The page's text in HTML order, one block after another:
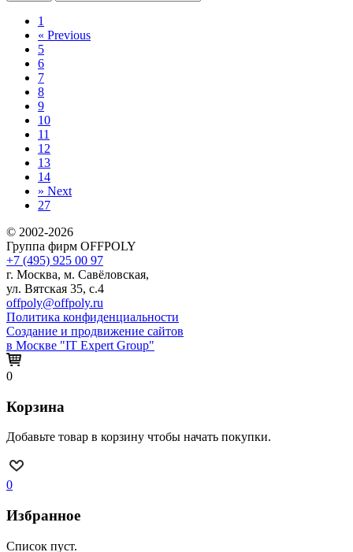
1
« Previous
5
6
7
8
9
10
11
12
13
14
» Next
27
© 2002-2026
Группа фирм OFFPOLY
+7 (495) 925 00 97
г. Москва, м. Савёловская,
ул. Вятская 35, с.4
offpoly@offpoly.ru
Политика конфиденциальности
Создание и продвижение сайтов
в Москве "IT Expert Group"
0
Корзина
Добавьте товар в корзину чтобы начать покупки.
0
Избранное
Список пуст.